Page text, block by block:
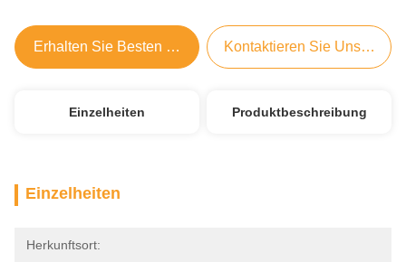
Erhalten Sie Besten Preis Kontaktieren Sie Uns Jetzt
Einzelheiten Produktbeschreibung
Einzelheiten
Herkunftsort: